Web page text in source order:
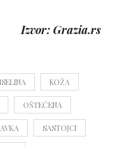
Izvor: Grazia.rs
KOŽA
OŠTEĆENA
SASTOJCI